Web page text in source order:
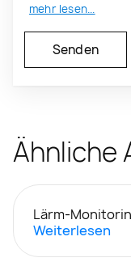
mehr lesen...
Ähnliche
Lärm-
Weiterlesen